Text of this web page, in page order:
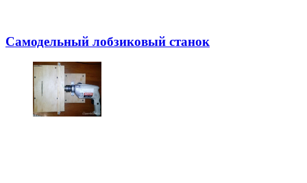
Самодельный лобзиковый станок